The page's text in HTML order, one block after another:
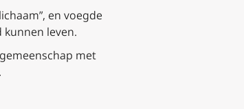
en voegde
kunnen leven.
met